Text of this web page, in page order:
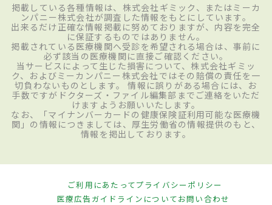
掲載している各種情報は、株式会社ギミック、またはミーカ
ンパニー株式会社が調査した情報をもとにしています。
出来るだけ正確な情報掲載に努めておりますが、内容を完全
に保証するものではありません。
掲載されている医療機関へ受診を希望される場合は、事前に
必ず該当の医療機関に直接ご確認ください。
当サービスによって生じた損害について、株式会社ギミッ
ク、およびミーカンパニー株式会社ではその賠償の責任を一
切負わないものとします。 情報に誤りがある場合には、お
手数ですがドクターズ・ファイル編集部までご連絡をいただ
けますようお願いいたします。
なお、「マイナンバーカードの健康保険証利用可能な医療機
関」の情報につきましては、厚生労働省の情報提供のもと、
情報を掲出しております。
ご利用にあたってプライバシーポリシー
医療広告ガイドラインについてお問い合わせ